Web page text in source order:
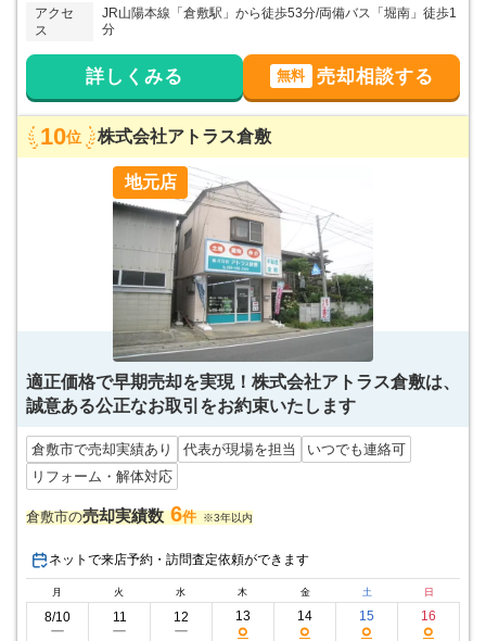
アクセ
ス
JR山陽本線「倉敷駅」から徒歩53分/両備バス「堀南」徒歩1
分
詳しくみる 無料 売却相談する
10位 株式会社アトラス倉敷
地元店
適正価格で早期売却を実現！株式会社アトラス倉敷は、
誠意ある公正なお取引をお約束いたします
倉敷市で売却実績あり 代表が現場を担当
いつでも連絡可
リフォーム・解体対応
倉敷市の売却実績数 6件 ※3年以内
ネットで来店予約・訪問査定依頼ができます
月 火 水 木 金 土 日
8/10
ー
11
ー
12
ー
13
○
14
○
15
○
16
○